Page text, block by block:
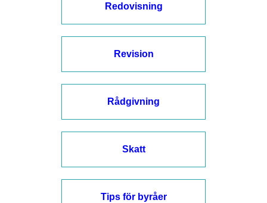
Redovisning
Revision
Rådgivning
Skatt
Tips för byråer